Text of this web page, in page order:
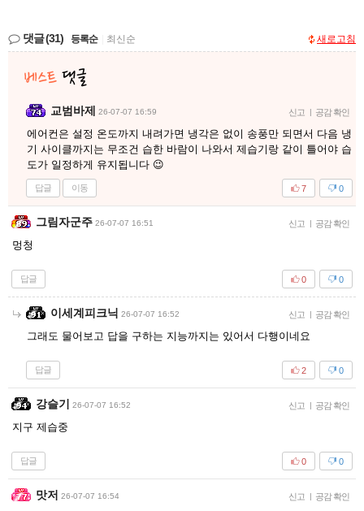
댓글(31) 등록순 최신순 새로고침
교범바제 26-07-07 16:59 신고 | 공감 확인
에어컨은 설정 온도까지 내려가면 냉각은 없이 송풍만 되면서 다음 냉
기 사이클까지는 무조건 습한 바람이 나와서 제습기랑 같이 틀어야 습
도가 일정하게 유지됩니다 😉
답글 이동 0
7
그림자군주 26-07-07 16:51 신고 | 공감 확인
멍청
답글 0
0
이세계피크닉 26-07-07 16:52 신고 | 공감 확인
그래도 물어보고 답을 구하는 지능까지는 있어서 다행이네요
답글 0
2
강슬기 26-07-07 16:52 신고 | 공감 확인
지구 제습중
답글 0
0
맛저 26-07-07 16:54 신고 | 공감 확인